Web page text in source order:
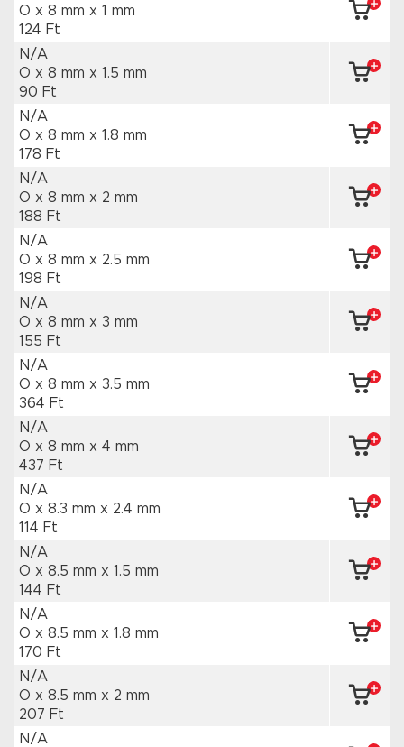
O x 8 mm x 1 mm
124 Ft
N/A
O x 8 mm x 1.5 mm
90 Ft
N/A
O x 8 mm x 1.8 mm
178 Ft
N/A
O x 8 mm x 2 mm
188 Ft
N/A
O x 8 mm x 2.5 mm
198 Ft
N/A
O x 8 mm x 3 mm
155 Ft
N/A
O x 8 mm x 3.5 mm
364 Ft
N/A
O x 8 mm x 4 mm
437 Ft
N/A
O x 8.3 mm x 2.4 mm
114 Ft
N/A
O x 8.5 mm x 1.5 mm
144 Ft
N/A
O x 8.5 mm x 1.8 mm
170 Ft
N/A
O x 8.5 mm x 2 mm
207 Ft
N/A